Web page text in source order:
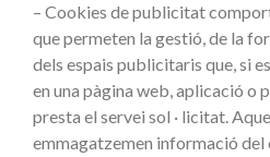
– Cookies de publicitat
que permeten la gestió, de la
dels espais publicitaris que, si
en una pàgina web, aplicació o
presta el servei sol · licitat.
emmagatzemen informació